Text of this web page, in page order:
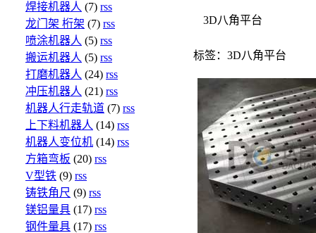
焊接机器人 (7) rss
龙门架 桁架 (7) rss
喷涂机器人 (5) rss
搬运机器人 (5) rss
打磨机器人 (24) rss
冲压机器人 (21) rss
机器人行走轨道 (7) rss
上下料机器人 (14) rss
机器人变位机 (14) rss
方箱弯板 (20) rss
V型铁 (9) rss
铸铁角尺 (9) rss
镁铝量具 (17) rss
钢件量具 (17) rss
3D八角平台
标签：3D八角平台